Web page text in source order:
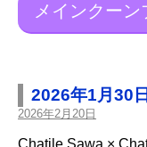
メインクーン
2026年1月30
2026年2月20日